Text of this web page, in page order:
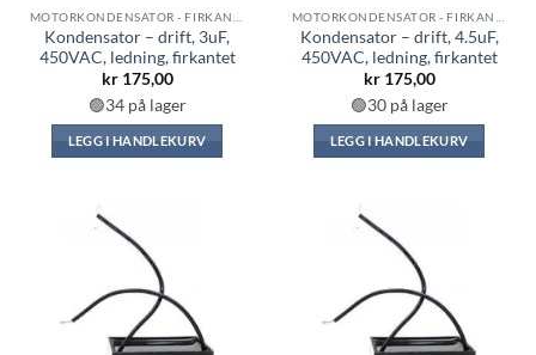
Kondensator – drift, 3uF,
450VAC, ledning, firkantet
kr175,00
🟢34 på lager
LEGG I HANDLEKURV
Kondensator – drift, 4.5uF,
450VAC, ledning, firkantet
kr175,00
🟢30 på lager
LEGG I HANDLEKURV